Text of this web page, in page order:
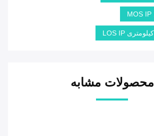
محصولات مشابه